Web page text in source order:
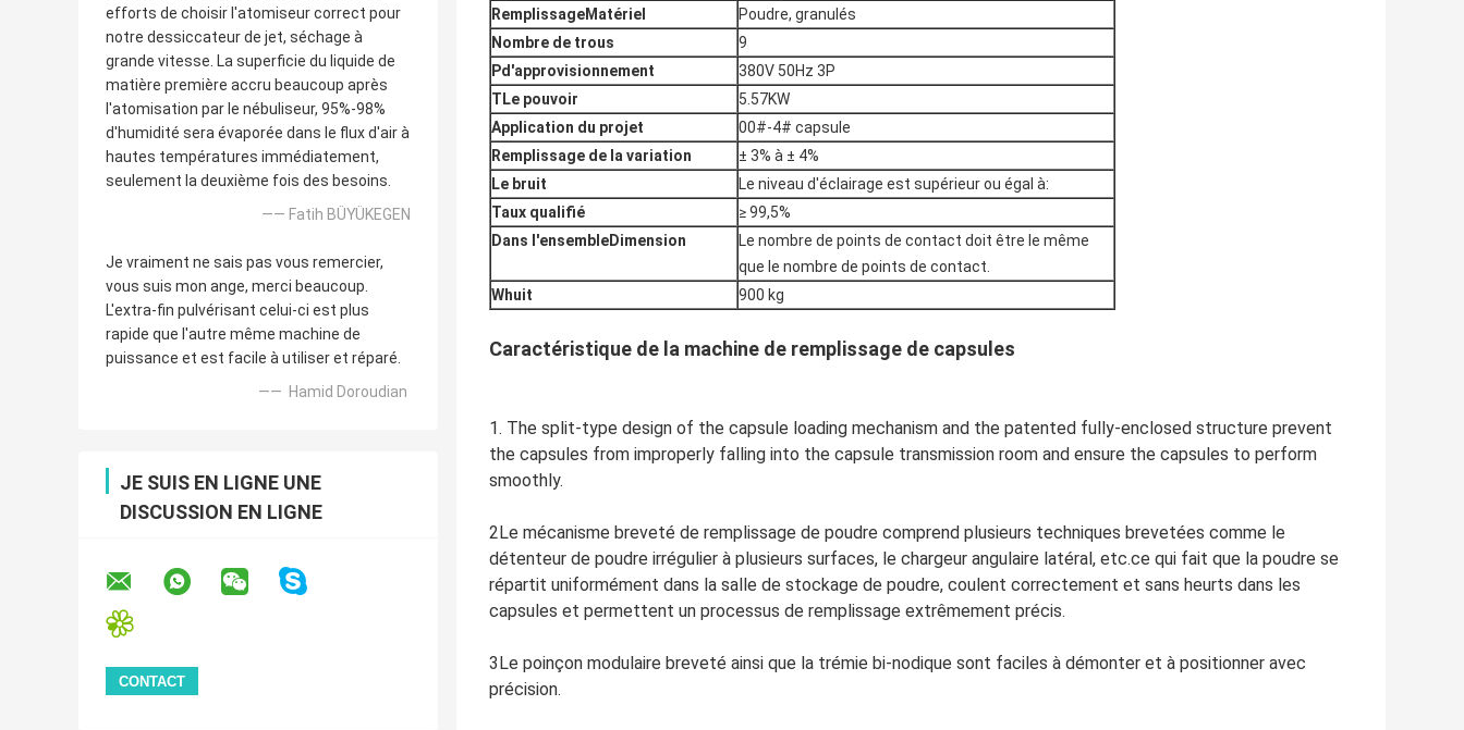
efforts de choisir l'atomiseur correct pour
notre dessiccateur de jet, séchage à
grande vitesse. La superficie du liquide de
matière première accru beaucoup après
l'atomisation par le nébuliseur, 95%-98%
d'humidité sera évaporée dans le flux d'air à
hautes températures immédiatement,
seulement la deuxième fois des besoins.
—— Fatih BÜYÜKEGEN
Je vraiment ne sais pas vous remercier,
vous suis mon ange, merci beaucoup.
L'extra-fin pulvérisant celui-ci est plus
rapide que l'autre même machine de
puissance et est facile à utiliser et réparé.
—— Hamid Doroudian
JE SUIS EN LIGNE UNE
DISCUSSION EN LIGNE
RemplissageMatériel
Poudre, granulés
Nombre de trous
9
Pd'approvisionnement
380V 50Hz 3P
T Le pouvoir
5.57KW
Application du projet
00#-4# capsule
Remplissage de la variation
± 3% à ± 4%
Le bruit
Le niveau d'éclairage est supérieur ou égal à:
Taux qualifié
≥ 99,5%
Dans l'ensembleDimension
Le nombre de points de contact doit être le même
que le nombre de points de contact.
Whuit 900 kg
Caractéristique de la machine de remplissage de capsules
1. The split-type design of the capsule loading mechanism and the patented fully-enclosed structure prevent
the capsules from improperly falling into the capsule transmission room and ensure the capsules to perform
smoothly.
2Le mécanisme breveté de remplissage de poudre comprend plusieurs techniques brevetées comme le
détenteur de poudre irrégulier à plusieurs surfaces, le chargeur angulaire latéral, etc.ce qui fait que la poudre se
répartit uniformément dans la salle de stockage de poudre, coulent correctement et sans heurts dans les
capsules et permettent un processus de remplissage extrêmement précis.
3Le poinçon modulaire breveté ainsi que la trémie bi-nodique sont faciles à démonter et à positionner avec
précision.